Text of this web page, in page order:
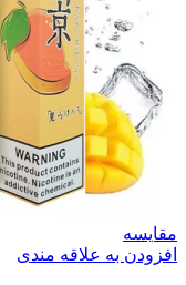
مقایسه
افزودن به علاقه مندی